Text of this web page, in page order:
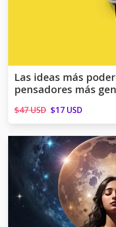
Las ideas más
pensadores más
$47 USD $17 USD